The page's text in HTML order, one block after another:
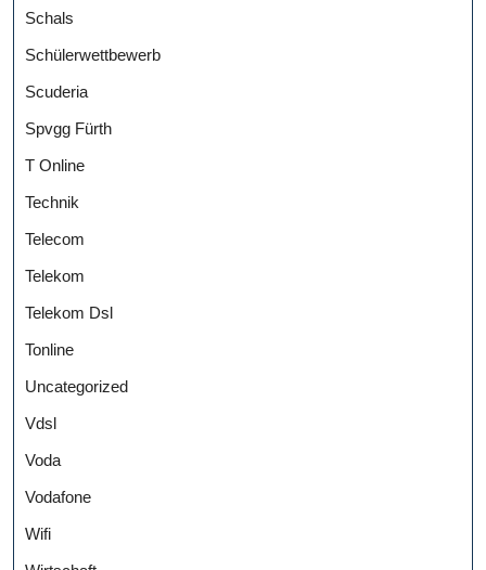
Schals
Schülerwettbewerb
Scuderia
Spvgg Fürth
T Online
Technik
Telecom
Telekom
Telekom Dsl
Tonline
Uncategorized
Vdsl
Voda
Vodafone
Wifi